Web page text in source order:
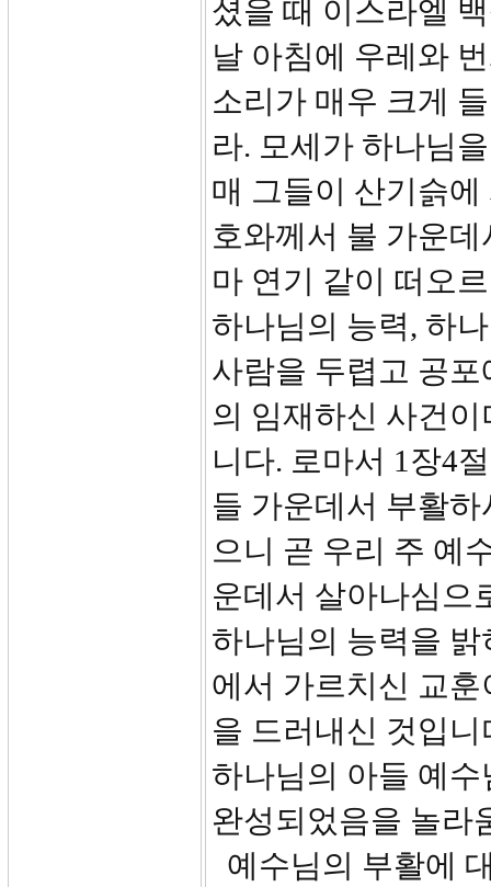
셨을 때 이스라엘
날 아침에 우레와
소리가 매우 크게
라. 모세가 하나님
매 그들이 산기슭
호와께서 불 가운
마 연기 같이 떠오
하나님의 능력, 하
사람을 두렵고 공
의 임재하신 사건
니다. 로마서 1장4
들 가운데서 부활
으니 곧 우리 주 예
운데서 살아나심으
하나님의 능력을
에서 가르치신 교
을 드러내신 것입
하나님의 아들 예
완성되었음을 놀라
예수님의 부활에